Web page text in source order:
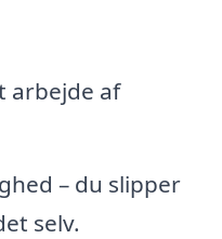
arbejde af
– du slipper
selv.